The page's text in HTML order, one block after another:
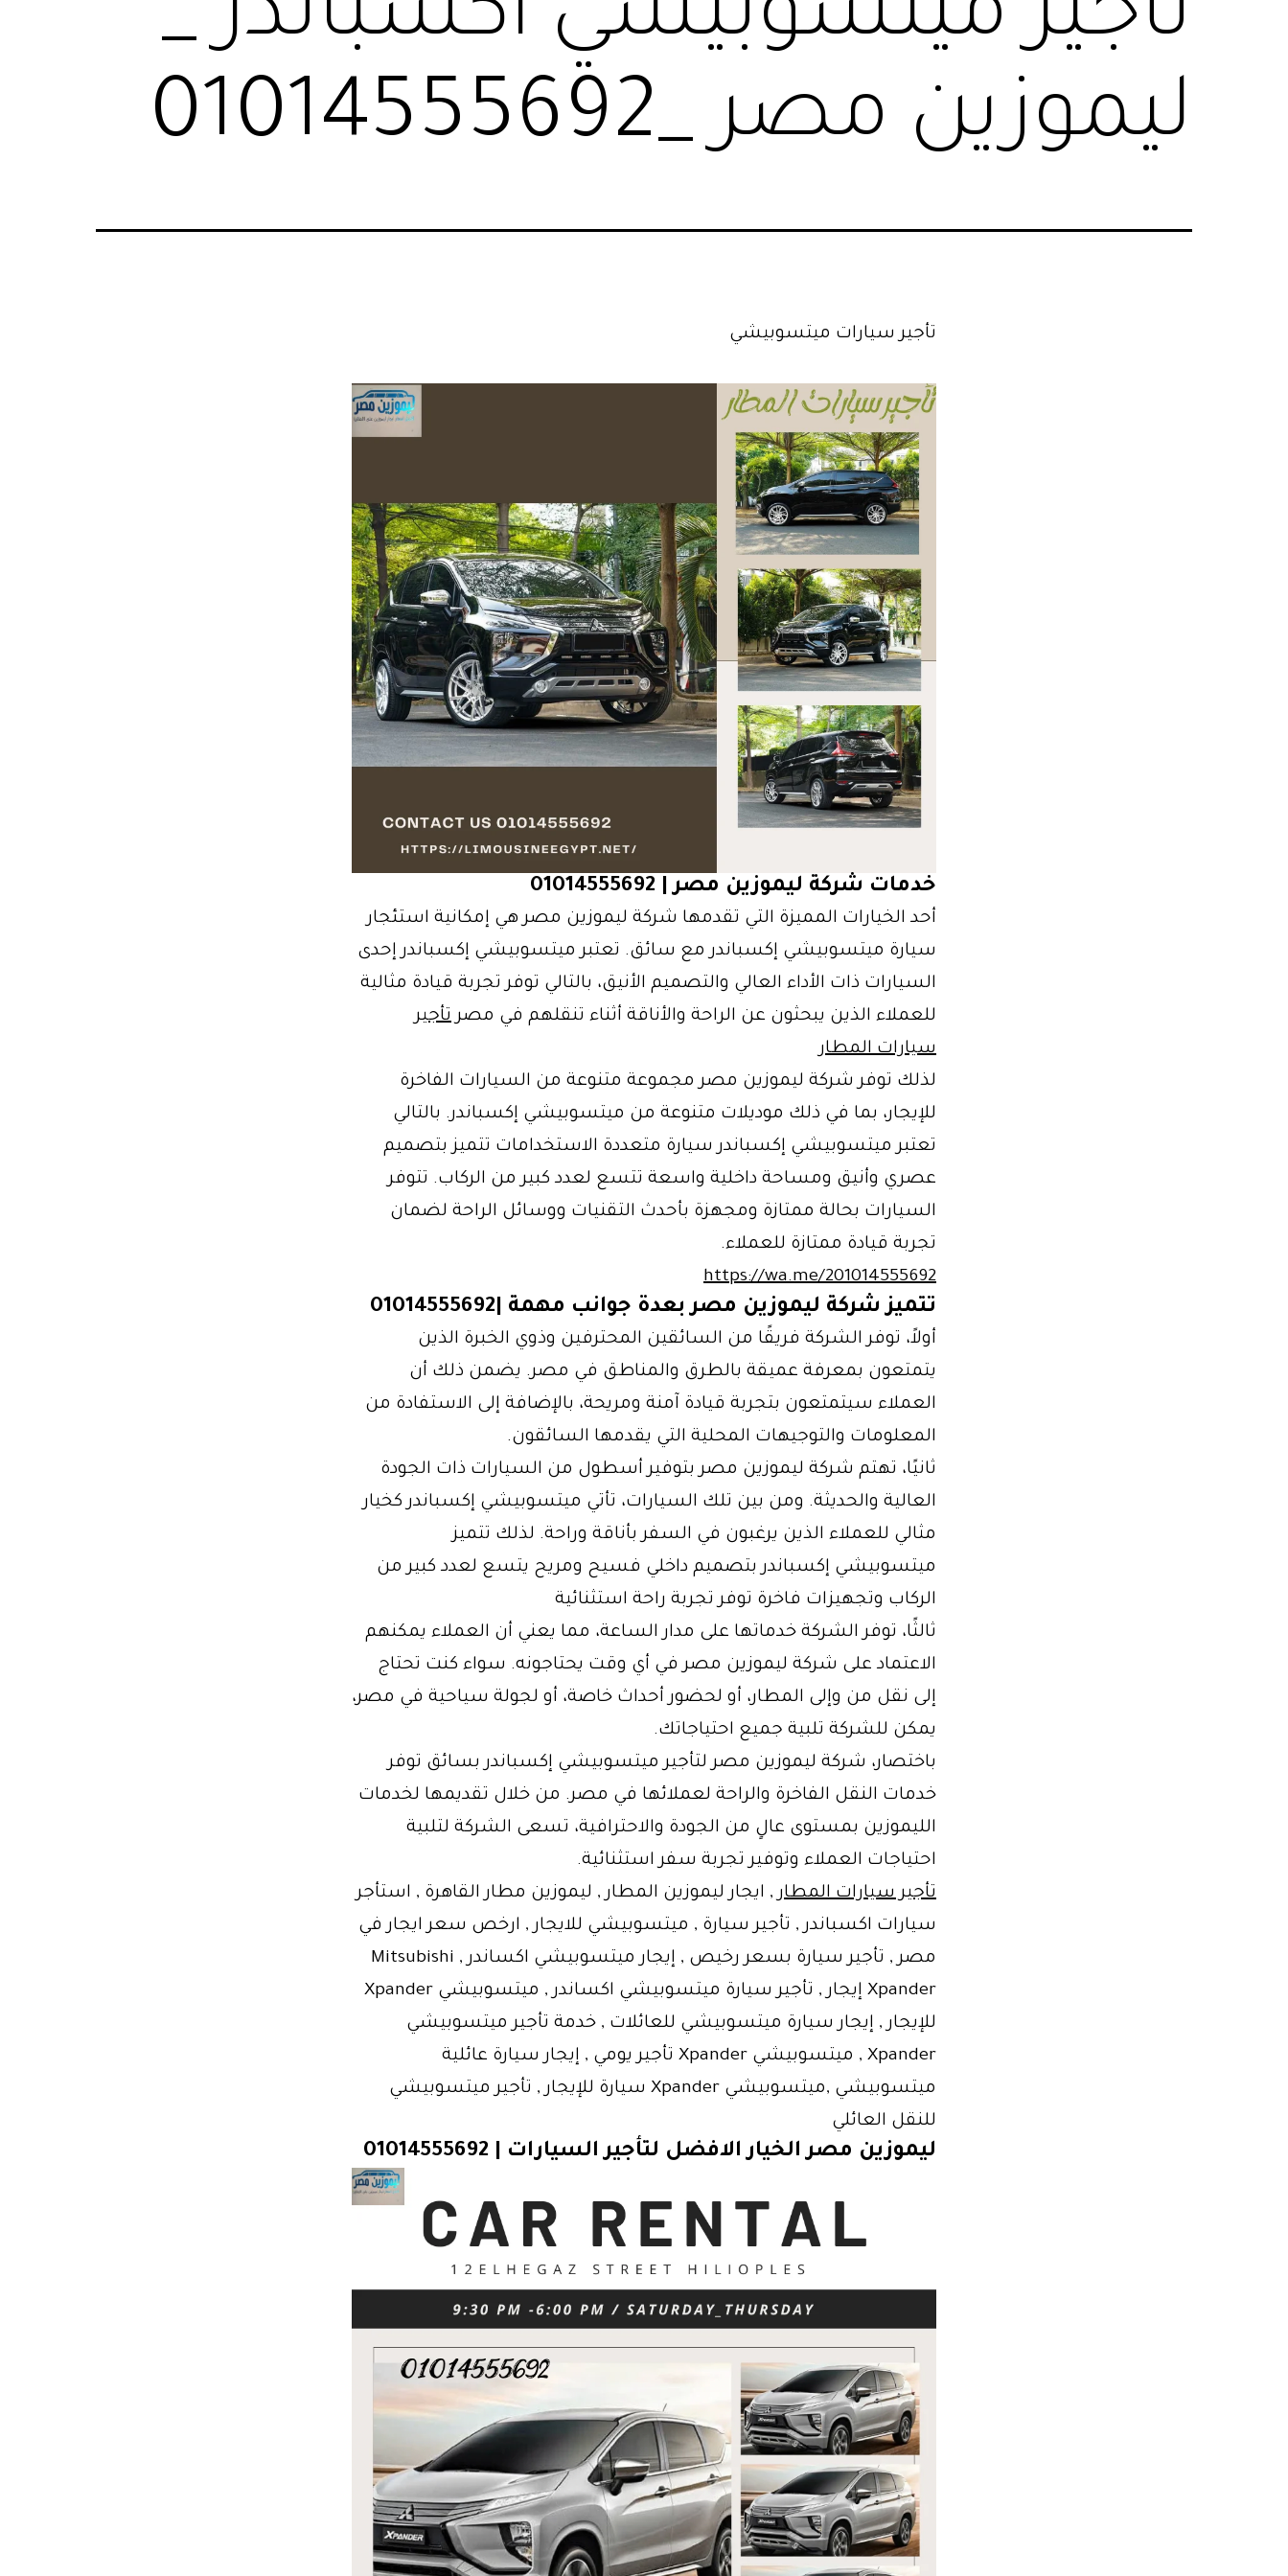
تأجير ميتسوبيشي اكسباندر _
ليموزين مصر _01014555692
تأجير سيارات ميتسوبيشي
خدمات شركة ليموزين مصر | 01014555692
أحد الخيارات المميزة التي تقدمها شركة ليموزين مصر هي إمكانية استئجار
سيارة ميتسوبيشي إكسباندر مع سائق. تعتبر ميتسوبيشي إكسباندر إحدى
السيارات ذات الأداء العالي والتصميم الأنيق، بالتالي توفر تجربة قيادة مثالية
للعملاء الذين يبحثون عن الراحة والأناقة أثناء تنقلهم في مصرتأجير
سيارات المطار
لذلك توفر شركة ليموزين مصر مجموعة متنوعة من السيارات الفاخرة
للإيجار، بما في ذلك موديلات متنوعة من ميتسوبيشي إكسباندر. بالتالي
تعتبر ميتسوبيشي إكسباندر سيارة متعددة الاستخدامات تتميز بتصميم
عصري وأنيق ومساحة داخلية واسعة تتسع لعدد كبير من الركاب. تتوفر
السيارات بحالة ممتازة ومجهزة بأحدث التقنيات ووسائل الراحة لضمان
تجربة قيادة ممتازة للعملاء.
https://wa.me/201014555692
تتميز شركة ليموزين مصر بعدة جوانب مهمة |01014555692
أولاً، توفر الشركة فريقًا من السائقين المحترفين وذوي الخبرة الذين
يتمتعون بمعرفة عميقة بالطرق والمناطق في مصر. يضمن ذلك أن
العملاء سيتمتعون بتجربة قيادة آمنة ومريحة، بالإضافة إلى الاستفادة من
المعلومات والتوجيهات المحلية التي يقدمها السائقون.
ثانيًا، تهتم شركة ليموزين مصر بتوفير أسطول من السيارات ذات الجودة
العالية والحديثة. ومن بين تلك السيارات، تأتي ميتسوبيشي إكسباندر كخيار
مثالي للعملاء الذين يرغبون في السفر بأناقة وراحة. لذلك تتميز
ميتسوبيشي إكسباندر بتصميم داخلي فسيح ومريح يتسع لعدد كبير من
الركاب وتجهيزات فاخرة توفر تجربة راحة استثنائية
ثالثًا، توفر الشركة خدماتها على مدار الساعة، مما يعني أن العملاء يمكنهم
الاعتماد على شركة ليموزين مصر في أي وقت يحتاجونه. سواء كنت تحتاج
إلى نقل من وإلى المطار، أو لحضور أحداث خاصة، أو لجولة سياحية في مصر،
يمكن للشركة تلبية جميع احتياجاتك.
باختصار، شركة ليموزين مصر لتأجير ميتسوبيشي إكسباندر بسائق توفر
خدمات النقل الفاخرة والراحة لعملائها في مصر. من خلال تقديمها لخدمات
الليموزين بمستوى عالٍ من الجودة والاحترافية، تسعى الشركة لتلبية
احتياجات العملاء وتوفير تجربة سفر استثنائية.
تأجير سيارات المطار, ايجار ليموزين المطار , ليموزين مطار القاهرة , استأجر
سيارات اكسباندر , تأجير سيارة , ميتسوبيشي للايجار , ارخص سعر ايجار في
مصر , تأجير سيارة بسعر رخيص , إيجار ميتسوبيشي اكساندر , Mitsubishi
Xpander إيجار , تأجير سيارة ميتسوبيشي اكساندر , ميتسوبيشي Xpander
للإيجار , إيجار سيارة ميتسوبيشي للعائلات , خدمة تأجير ميتسوبيشي
Xpander , ميتسوبيشي Xpander تأجير يومي , إيجار سيارة عائلية
ميتسوبيشي ,ميتسوبيشي Xpander سيارة للإيجار , تأجير ميتسوبيشي
للنقل العائلي
ليموزين مصر الخيار الافضل لتأجير السيارات | 01014555692